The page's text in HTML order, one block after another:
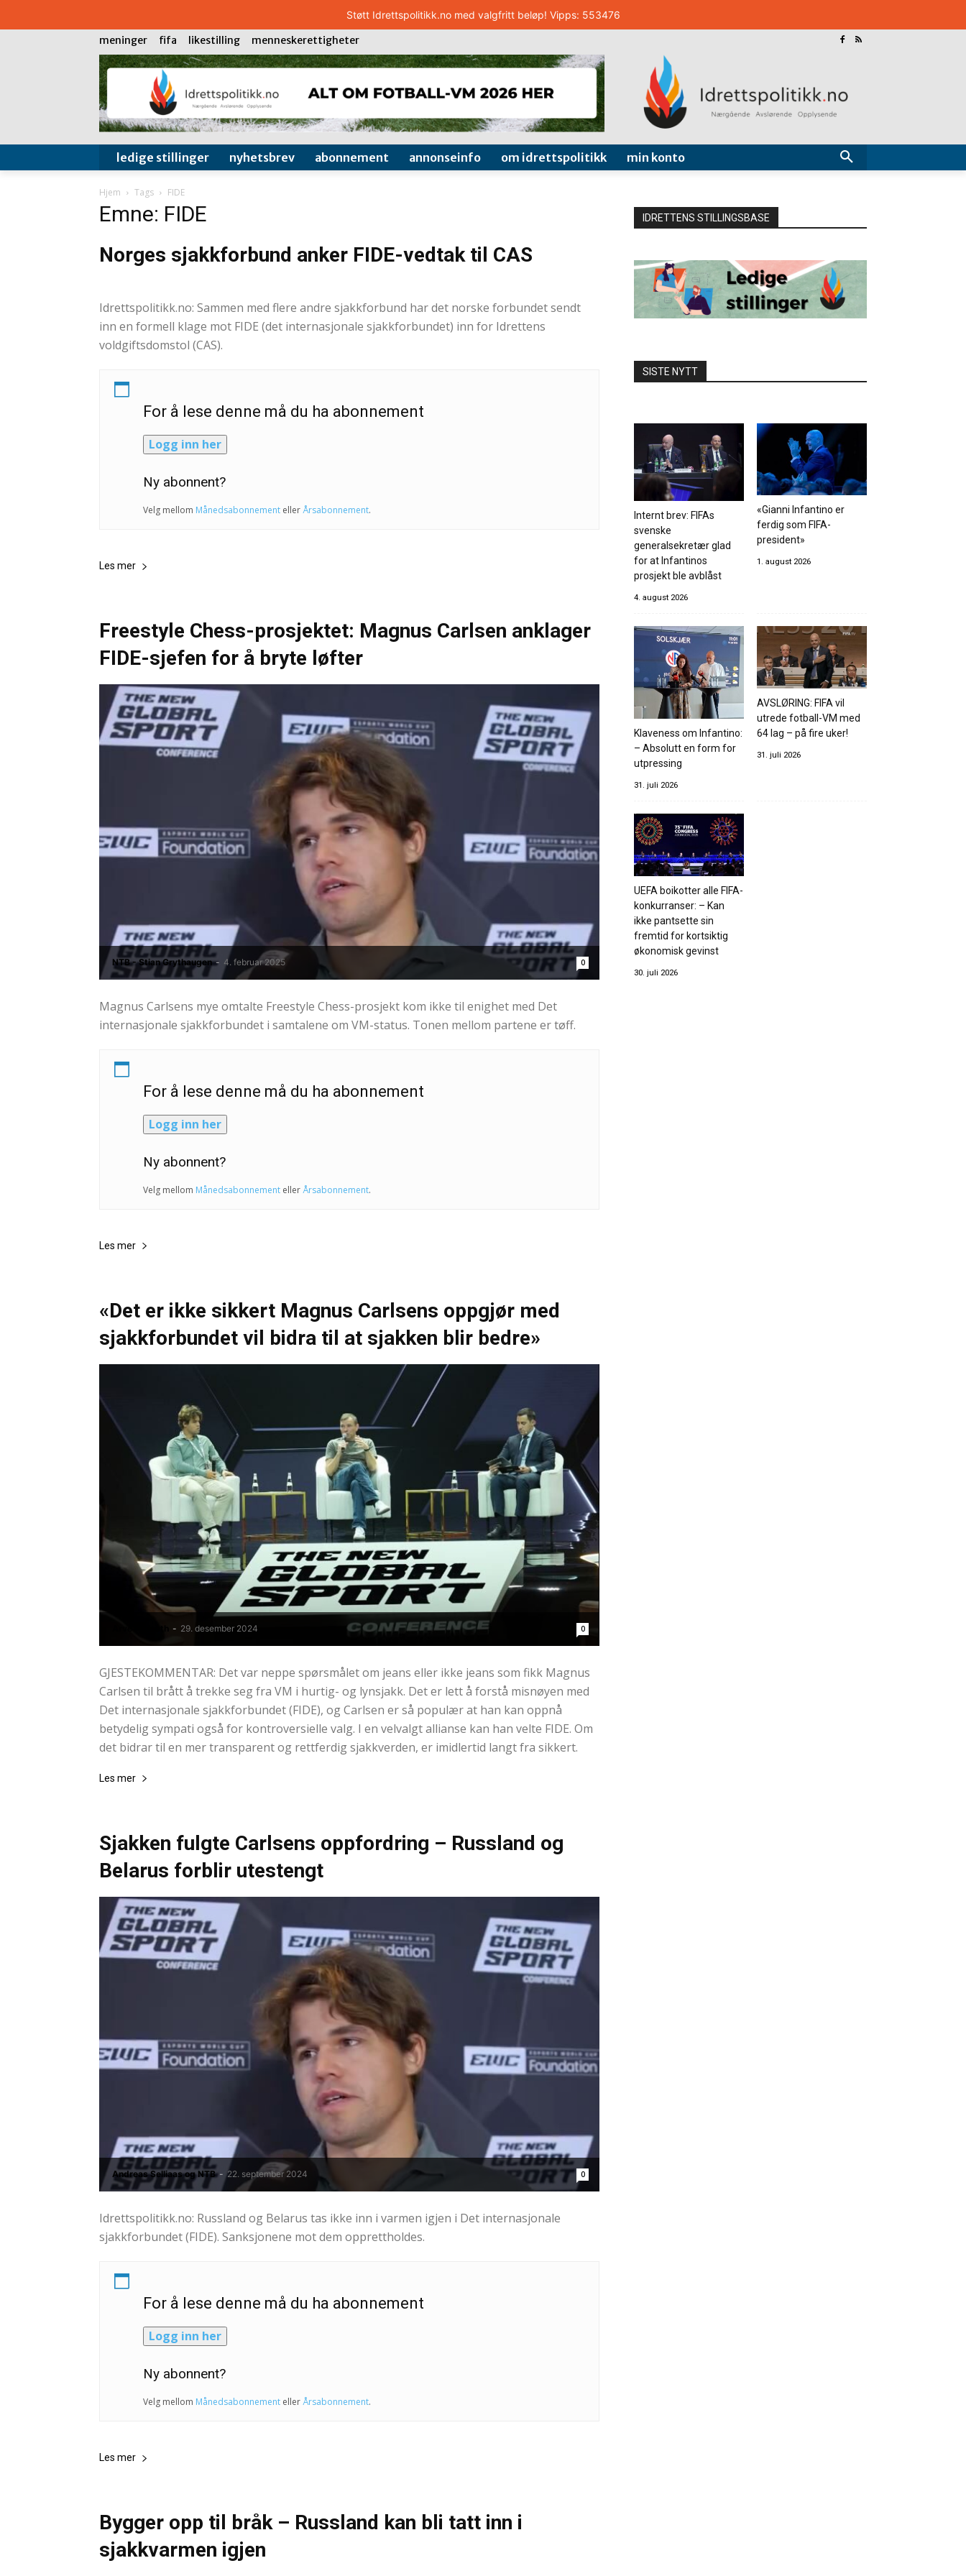
Støtt Idrettspolitikk.no med valgfritt beløp! Vipps: 553476
meninger fifa likestilling menneskerettigheter
ledige stillinger nyhetsbrev abonnement annonseinfo om idrettspolitikk min konto
Hjem Tags FIDE
Emne: FIDE
Norges sjakkforbund anker FIDE-vedtak til CAS
Andreas Selliaas - 9. januar 2026
Idrettspolitikk.no: Sammen med flere andre sjakkforbund har det norske forbundet sendt
inn en formell klage mot FIDE (det internasjonale sjakkforbundet) inn for Idrettens
voldgiftsdomstol (CAS).
For å lese denne må du ha abonnement
Logg inn her
Ny abonnent?
Velg mellom Månedsabonnement ellerÅrsabonnement.
Les mer
Freestyle Chess-prosjektet: Magnus Carlsen anklager
FIDE-sjefen for å bryte løfter
NTB - Stian Grythaugen - 4. februar 2025 0
Magnus Carlsens mye omtalte Freestyle Chess-prosjekt kom ikke til enighet med Det
internasjonale sjakkforbundet i samtalene om VM-status. Tonen mellom partene er tøff.
For å lese denne må du ha abonnement
Logg inn her
Ny abonnent?
Velg mellom Månedsabonnement ellerÅrsabonnement.
Les mer
«Det er ikke sikkert Magnus Carlsens oppgjør med
sjakkforbundet vil bidra til at sjakken blir bedre»
- 29. desember 2024 0
GJESTEKOMMENTAR: Det var neppe spørsmålet om jeans eller ikke jeans som fikk Magnus
Carlsen til brått å trekke seg fra VM i hurtig- og lynsjakk. Det er lett å forstå misnøyen med
Det internasjonale sjakkforbundet (FIDE), og Carlsen er så populær at han kan oppnå
betydelig sympati også for kontroversielle valg. I en velvalgt allianse kan han velte FIDE. Om
det bidrar til en mer transparent og rettferdig sjakkverden, er imidlertid langt fra sikkert.
Les mer
Sjakken fulgte Carlsens oppfordring – Russland og
Belarus forblir utestengt
Andreas Selliaas og NTB - 22. september 2024 0
Idrettspolitikk.no: Russland og Belarus tas ikke inn i varmen igjen i Det internasjonale
sjakkforbundet (FIDE). Sanksjonene mot dem opprettholdes.
For å lese denne må du ha abonnement
Logg inn her
Ny abonnent?
Velg mellom Månedsabonnement ellerÅrsabonnement.
Les mer
Bygger opp til bråk – Russland kan bli tatt inn i
sjakkvarmen igjen
NTB -Ritzau - 13. september 2024
IDRETTENS STILLINGSBASE
SISTE NYTT
Internt brev: FIFAs
svenske
generalsekretær glad
for at Infantinos
prosjekt ble avblåst
4. august 2026
«Gianni Infantino er
ferdig som FIFA-
president»
1. august 2026
Klaveness om Infantino:
– Absolutt en form for
utpressing
31. juli 2026
AVSLØRING: FIFA vil
utrede fotball-VM med
64 lag – på fire uker!
31. juli 2026
UEFA boikotter alle FIFA-
konkurranser: – Kan
ikke pantsette sin
fremtid for kortsiktig
økonomisk gevinst
30. juli 2026